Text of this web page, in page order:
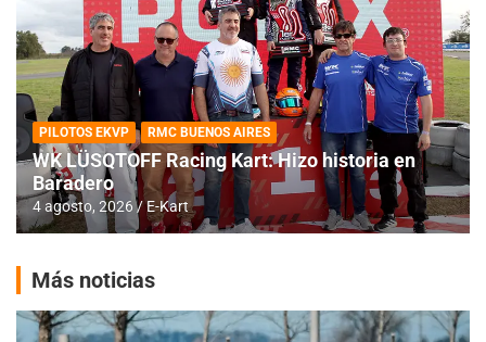
PILOTOS EKVP RMC BUENOS AIRES
WK LÜSQTOFF Racing Kart: Hizo historia en
Baradero
4 agosto, 2026 E-Kart
Más noticias